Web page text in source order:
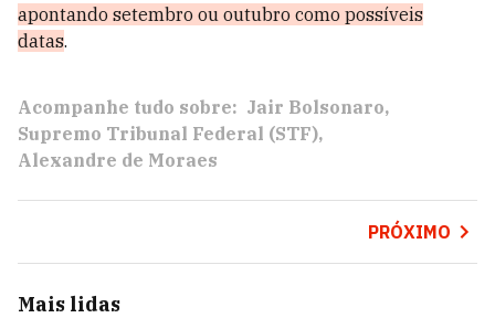
apontando setembro ou outubro como possíveis
datas.
Acompanhe tudo sobre: Jair Bolsonaro
Supremo Tribunal Federal (STF)
Alexandre de Moraes
PRÓXIMO
Mais lidas